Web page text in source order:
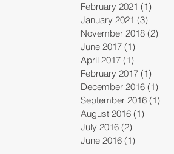
February 2021 (1)
January 2021 (3)
November 2018 (2)
June 2017 (1)
April 2017 (1)
February 2017 (1)
December 2016 (1)
September 2016 (1)
August 2016 (1)
July 2016 (2)
June 2016 (1)